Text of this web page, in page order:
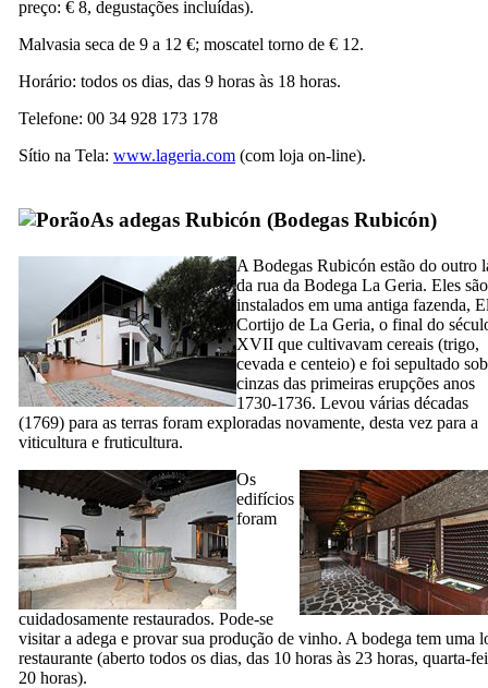
preço: € 8, degustações incluídas).
Malvasia seca de 9 a 12 €; moscatel torno de € 12.
Horário: todos os dias, das 9 horas às 18 horas.
Telefone: 00 34 928 173 178
Sítio na Tela: www.lageria.com (com loja on-line).
As adegas Rubicón (Bodegas Rubicón)
A Bodegas Rubicón estão do outro
da rua da Bodega La Geria. Eles são
instalados em uma antiga fazenda,
Cortijo de La Geria, o final do
XVII que cultivavam cereais (trigo,
cevada e centeio) e foi sepultado
cinzas das primeiras erupções anos
1730-1736. Levou várias décadas
(1769) para as terras foram exploradas novamente, desta vez para a
viticultura e fruticultura.
Os
edifícios
foram
cuidadosamente restaurados. Pode-se
visitar a adega e provar sua produção de vinho. A bodega tem uma
restaurante (aberto todos os dias, das 10 horas às 23 horas, quarta-
20 horas).